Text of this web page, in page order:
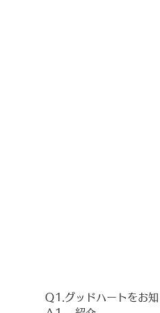
Ｑ1.グッドハートをお